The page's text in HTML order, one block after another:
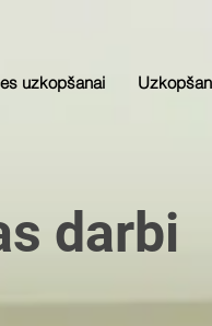
uzkopšanai
darbi